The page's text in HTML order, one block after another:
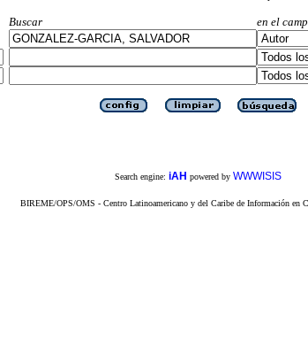
Buscar
en el
Search engine: iAH powered by WWWISIS
BIREME/OPS/OMS - Centro Latinoamericano y del Caribe de Información en